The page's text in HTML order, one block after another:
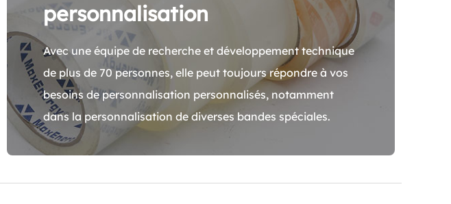
personnalisation
Avec une équipe de recherche et développement technique
de plus de 70 personnes, elle peut toujours répondre à vos
besoins de personnalisation personnalisés, notamment
dans la personnalisation de diverses bandes spéciales.